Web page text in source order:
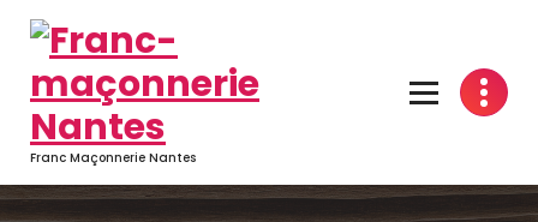
contenu
Franc Maçonnerie Nantes